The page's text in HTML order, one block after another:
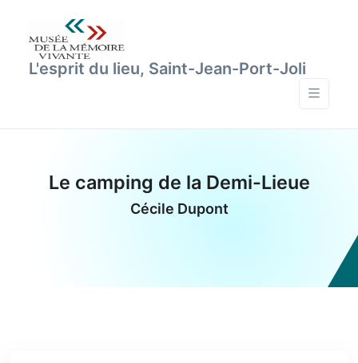
L'esprit du lieu, Saint-Jean-Port-Joli
Le camping de la Demi-Lieue
Cécile Dupont